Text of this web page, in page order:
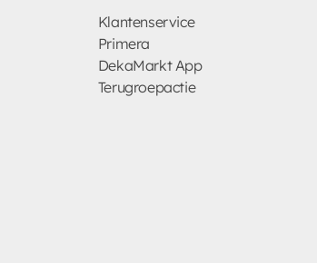
Klantenservice
Primera
DekaMarkt App
Terugroepactie